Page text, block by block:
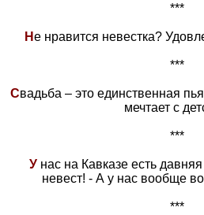
***
Не нравится невестка?
***
Свадьба – это единственная
мечтает с
***
Унас на Кавказе есть
невест! - А у нас вообще
***